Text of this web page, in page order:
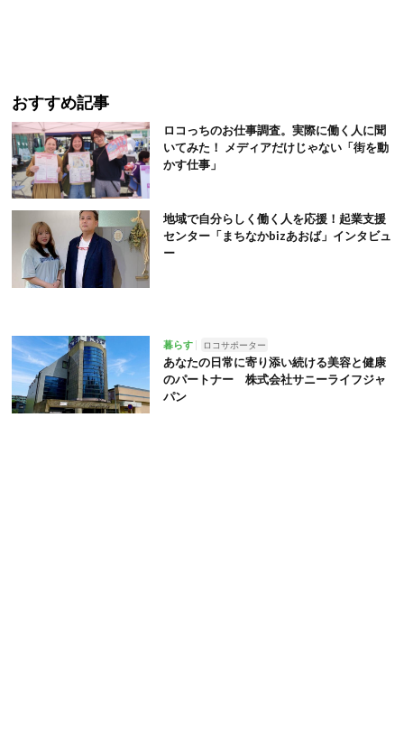
おすすめ記事
ロコっちのお仕事調査。実際に働く人に聞
いてみた！ メディアだけじゃない「街を動
かす仕事」
地域で自分らしく働く人を応援！起業支援
センター「まちなかbizあおば」インタビュ
ー
暮らす ロコサポーター
あなたの日常に寄り添い続ける美容と健康
のパートナー 株式会社サニーライフジャ
パン